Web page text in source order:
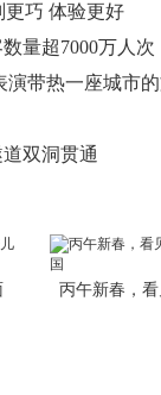
更巧 体验更好
量超7000万人次
演带热一座城市
双洞贯通
丙午新春，